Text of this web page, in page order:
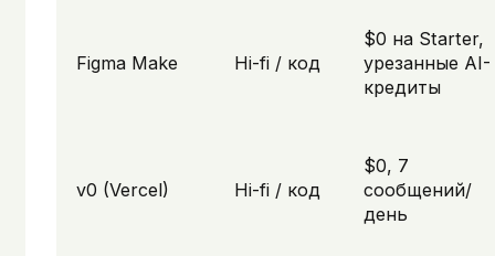
Figma Make Hi-fi / код
$0 на Starter,
урезанные AI-
кредиты
v0 (Vercel) Hi-fi / код
$0, 7
сообщений/
день